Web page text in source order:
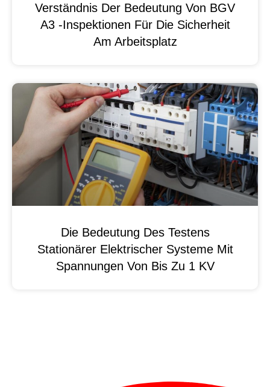
Verständnis Der Bedeutung Von BGV
A3 -Inspektionen Für Die Sicherheit
Am Arbeitsplatz
Die Bedeutung Des Testens
Stationärer Elektrischer Systeme Mit
Spannungen Von Bis Zu 1 KV